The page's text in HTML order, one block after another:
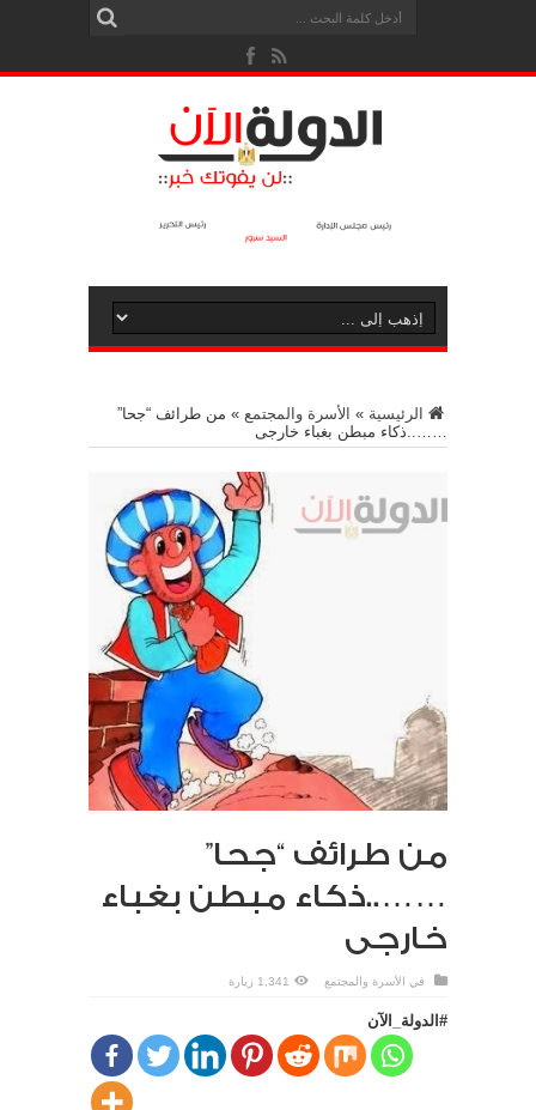
الرئيسية » الأسرة والمجتمع » من طرائف “جحا”
……..ذكاء مبطن بغباء خارجى
من طرائف “جحا”
……..ذكاء مبطن بغباء
خارجى
في الأسرة والمجتمع 1,341 زيارة
#الدولة_الآن